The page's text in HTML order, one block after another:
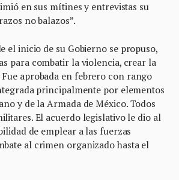
en sus mítines y entrevistas su
no balazos”.
el inicio de su Gobierno se propuso,
para combatir la violencia, crear la
aprobada en febrero con rango
principalmente por elementos
y de la Armada de México. Todos
El acuerdo legislativo le dio al
de emplear a las fuerzas
al crimen organizado hasta el